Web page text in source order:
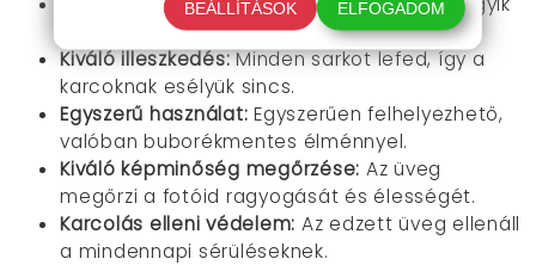
megsérül, még mindig van tartalékod!
Kiváló illeszkedés:Minden sarkot lefed, így a
karcoknak esélyük sincs.
Egyszerű használat: Egyszerűen felhelyezhető,
valóban buborékmentes élménnyel.
Kiváló képminőség megőrzése: Az üveg
megőrzi a fotóid ragyogását és élességét.
Karcolás elleni védelem: Az edzett üveg ellenáll
a mindennapi sérüléseknek.
BEÁLLÍTÁSOK ELFOGADOM